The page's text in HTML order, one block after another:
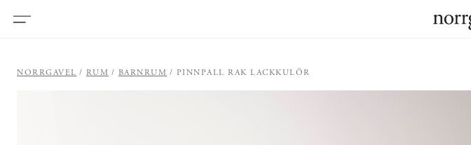
NORRGAVEL RUM BARNRUM PINNPALL RAK LACKKULÖR